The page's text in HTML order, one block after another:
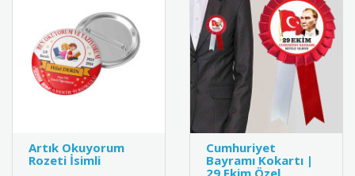
Artık Okuyorum
Rozeti İsimli
Cumhuriyet
Bayramı Kokartı |
29 Ekim Özel